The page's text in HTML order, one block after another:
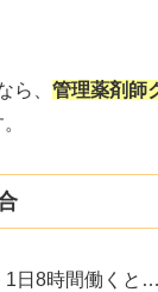
ら、 管理薬剤師
1日8時間働くと…